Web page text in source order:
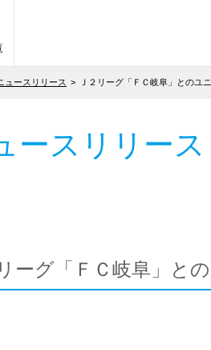
ュースリリース Ｊ２リーグ「ＦＣ岐阜」とのユ
ースリリース
ーグ「ＦＣ岐阜」と